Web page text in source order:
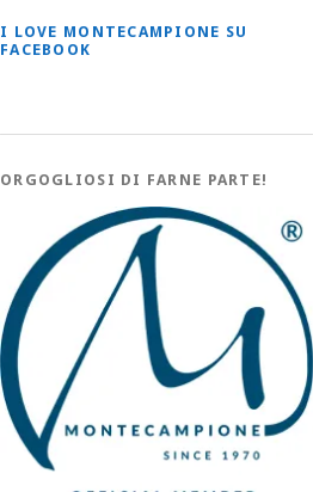
I LOVE MONTECAMPIONE SU
FACEBOOK
ORGOGLIOSI DI FARNE PARTE!